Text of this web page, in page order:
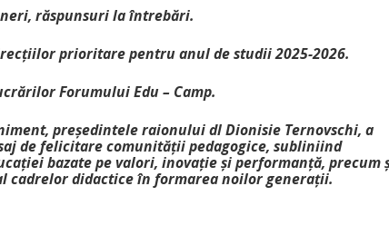
răspunsuri la întrebări.
prioritare pentru anul de studii 2025-2026.
Forumului Edu – Camp.
președintele raionului dl Dionisie Ternovschi, a
de felicitare comunității pedagogice, subliniind
bazate pe valori, inovație și performanță, precum
cadrelor didactice în formarea noilor generații.